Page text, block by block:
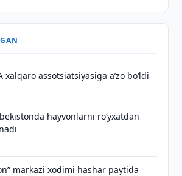
xalqaro assotsiatsiyasiga aʼzo bo‘ldi
hayvonlarni ro‘yxatdan
markazi xodimi hashar paytida